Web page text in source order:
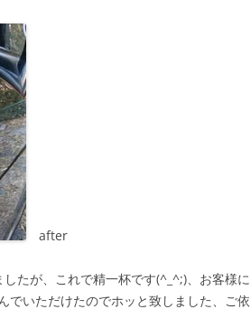
after
たが、これで精一杯です(^_^;)、お客様に
でいただけたのでホッと致しました、ご依